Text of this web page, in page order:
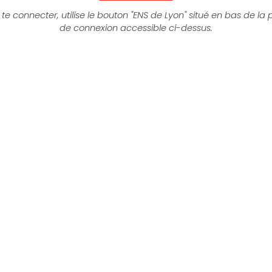
te connecter, utilise le bouton "ENS de Lyon" situé en bas de la
de connexion accessible ci-dessus.